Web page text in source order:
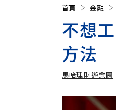
首頁 金融
不想
方法
馬哈理財遊樂園
馬哈理